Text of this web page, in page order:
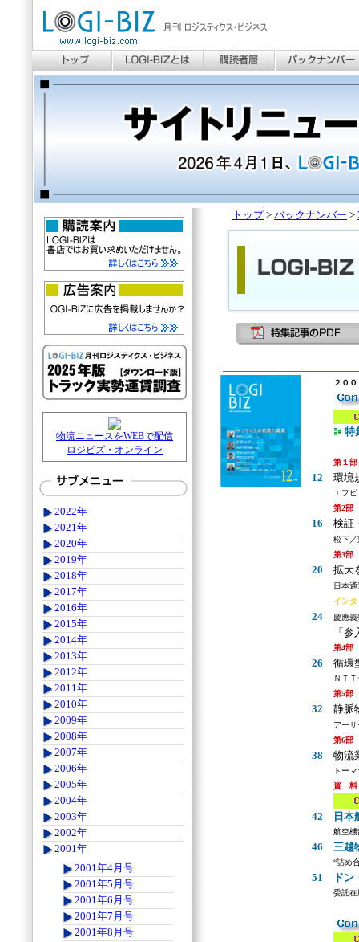
トップ > バックナンバー >
２０
特
第１部
12 環境
エフピ
第2部
16 検証
松下／
第3部
20 拡大
日本
インタ
24 慶應
「
第4
26 循環
ＮＴ
第5部
32 静脈
アー
第6
38 物流
トー
資 料
42 日
航空
46 三越
“詰め
51 ド
委託在
物流ニュースをWEBで配信
ロジビズ・オンライン
2022年
2021年
2020年
2019年
2018年
2017年
2016年
2015年
2014年
2013年
2012年
2011年
2010年
2009年
2008年
2007年
2006年
2005年
2004年
2003年
2002年
2001年
2001年4月号
2001年5月号
2001年6月号
2001年7月号
2001年8月号